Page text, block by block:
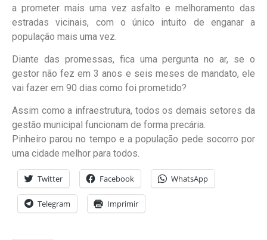
a prometer mais uma vez asfalto e melhoramento das
estradas vicinais, com o único intuito de enganar a
população mais uma vez.
Diante das promessas, fica uma pergunta no ar, se o
gestor não fez em 3 anos e seis meses de mandato, ele
vai fazer em 90 dias como foi prometido?
Assim como a infraestrutura, todos os demais setores da
gestão municipal funcionam de forma precária.
Pinheiro parou no tempo e a população pede socorro por
uma cidade melhor para todos.
Twitter Facebook WhatsApp
Telegram Imprimir